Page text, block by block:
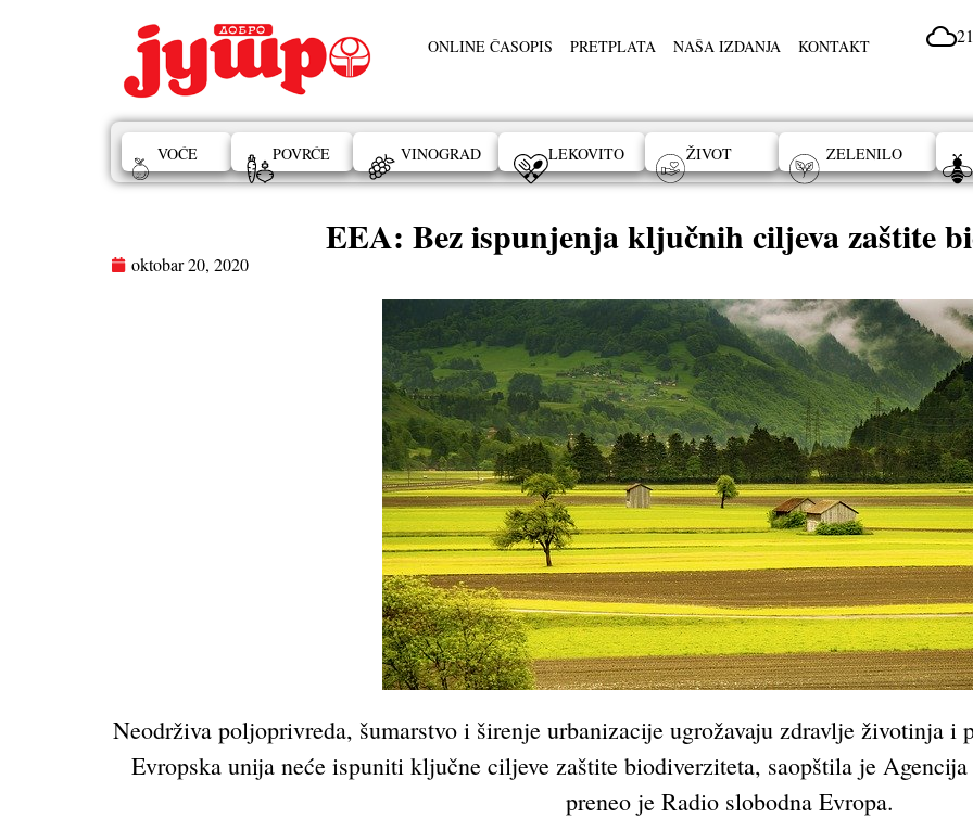
ONLINE ČASOPIS PRETPLATA NAŠA IZDANJA KONTAKT
VOĆE POVRĆE VINOGRAD LEKOVITO ŽIVOT ZELENILO
EEA: Bez ispunjenja ključnih ciljeva zaštite
oktobar 20, 2020
Neodrživa poljoprivreda, šumarstvo i širenje urbanizacije ugrožavaju zdravlje životinja i
Evropska unija neće ispuniti ključne ciljeve zaštite biodiverziteta, saopštila je
preneo je Radio slobodna Evropa.